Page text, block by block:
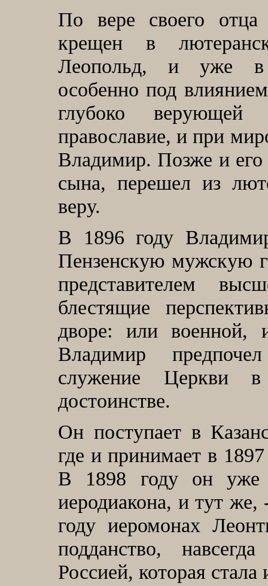
По вере своего
крещен в
Леопольд, и уже в
особенно под
глубоко
православие, и при
Владимир. Позже и его
сына, перешел из
веру.
В 1896 году
Пензенскую мужскую
представителем
блестящие
дворе: или военной,
Владимир
служение Церкви
достоинстве.
Он поступает в
где и принимает в
В 1898 году он уже
иеродиакона, и тут
году иеромонах
подданство,
Россией, которая